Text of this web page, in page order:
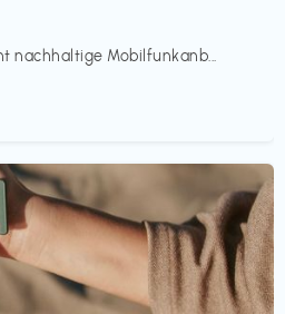
nachhaltige Mobilfunkanb...